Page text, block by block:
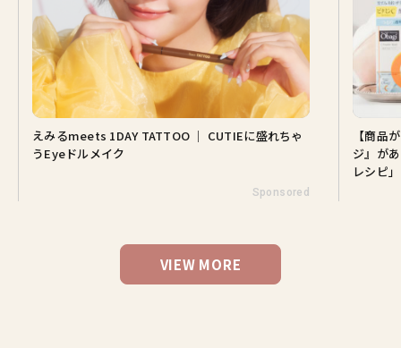
えみるmeets 1DAY TATTOO ｜ CUTIEに盛れちゃ
うEyeドルメイク
Sponsored
【商品
ジ』が
レシピ」
VIEW MORE